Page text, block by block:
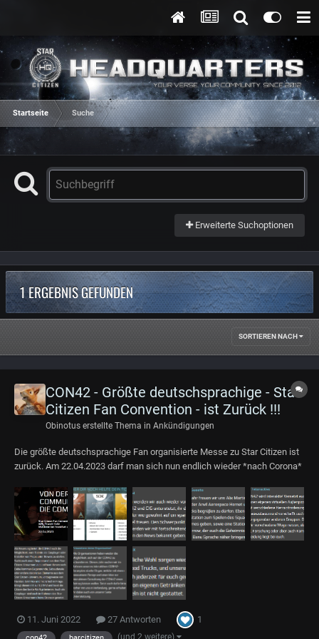
Startseite Suche
Erweiterte Suchoptionen
1 ERGEBNIS GEFUNDEN
SORTIEREN NACH
CON42 - Größte deutschsprachige - Star
Citizen Fan Convention - ist Zurück !!!
Obinotus erstellte Thema in Ankündigungen
Die größte deutschsprachige Fan organisierte Messe zu Star Citizen ist
zurück. Am 22.04.2023 darf man sich nun endlich wieder *nach Corona*
Programm: https://con42.de/#fea...
11. Juni 2022 27 Antworten 1
(und 2 weitere)